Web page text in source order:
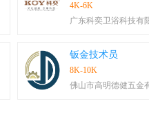
4K-6K
广东科奕卫浴科技有
钣金技术员
8K-10K
佛山市高明德健五金